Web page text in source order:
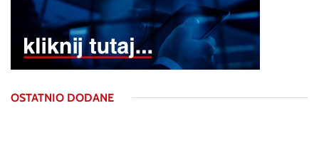
OSTATNIO DODANE